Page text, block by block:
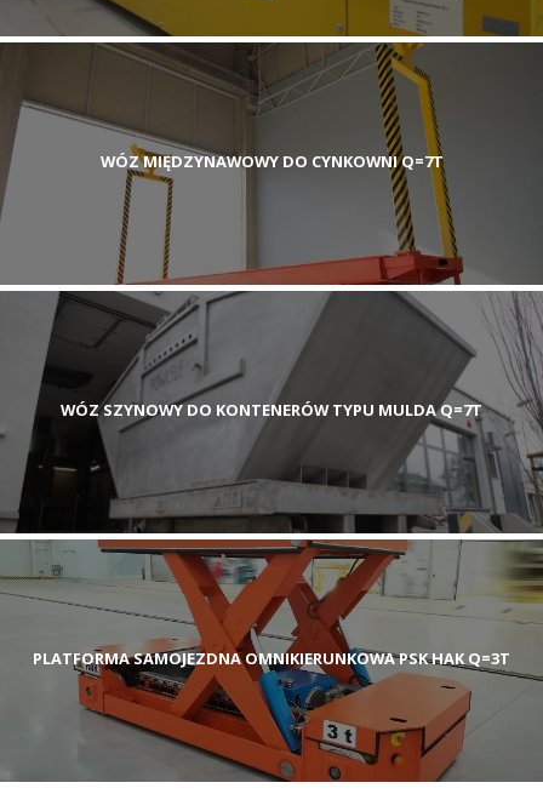
WÓZ MIĘDZYNAWOWY DO CYNKOWNI Q=7T
WÓZ SZYNOWY DO KONTENERÓW TYPU MULDA Q=7T
PLATFORMA SAMOJEZDNA OMNIKIERUNKOWA PSK HAK Q=3T